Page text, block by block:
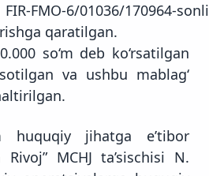
FMO-6/01036/170964-sonli
qaratilgan.
so‘m deb ko‘rsatilgan
va ushbu mablag‘
jihatga e’tibor
MCHJ ta’sischisi N.